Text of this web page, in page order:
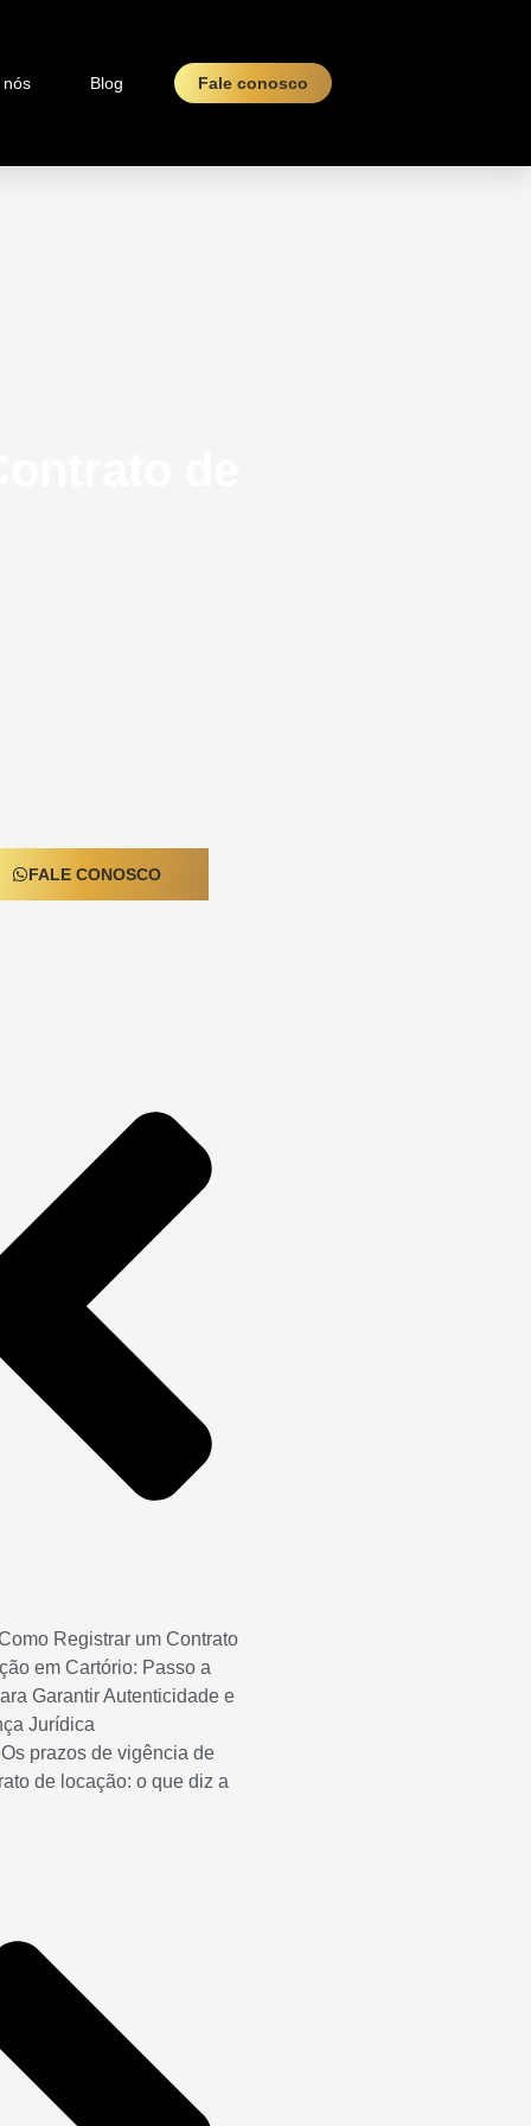
nós Blog Fale conosco
FALE CONOSCO
Registrar um Contrato
em Cartório: Passo a
Garantir Autenticidade e
Jurídica
Os prazos de vigência de
de locação: o que diz a